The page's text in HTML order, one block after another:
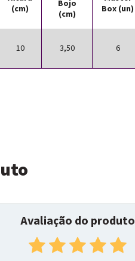
(cm)
Bojo
(cm)
Box (un)
10 3,50 6
Avaliação do produto